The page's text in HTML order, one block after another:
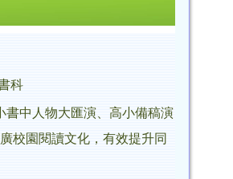
科
書中人物大匯演、高小備稿演
校園閱讀文化，有效提升同